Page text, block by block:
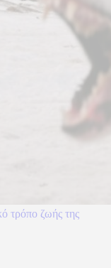
τρόπο ζωής της